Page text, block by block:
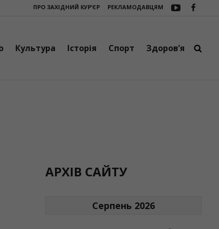
ПРО ЗАХІДНИЙ КУР’ЄР РЕКЛАМОДАВЦЯМ
громади Двічі вистрелив у знайомого: франківцю, який
Культура Історія Спорт Здоров’я
АРХІВ САЙТУ
Серпень 2026